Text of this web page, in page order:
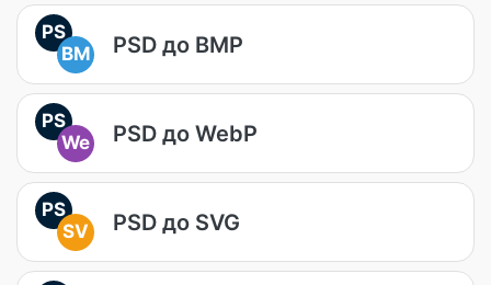
PS
BM
PSD до BMP
PS
We
PSD до WebP
PS
SV
PSD до SVG